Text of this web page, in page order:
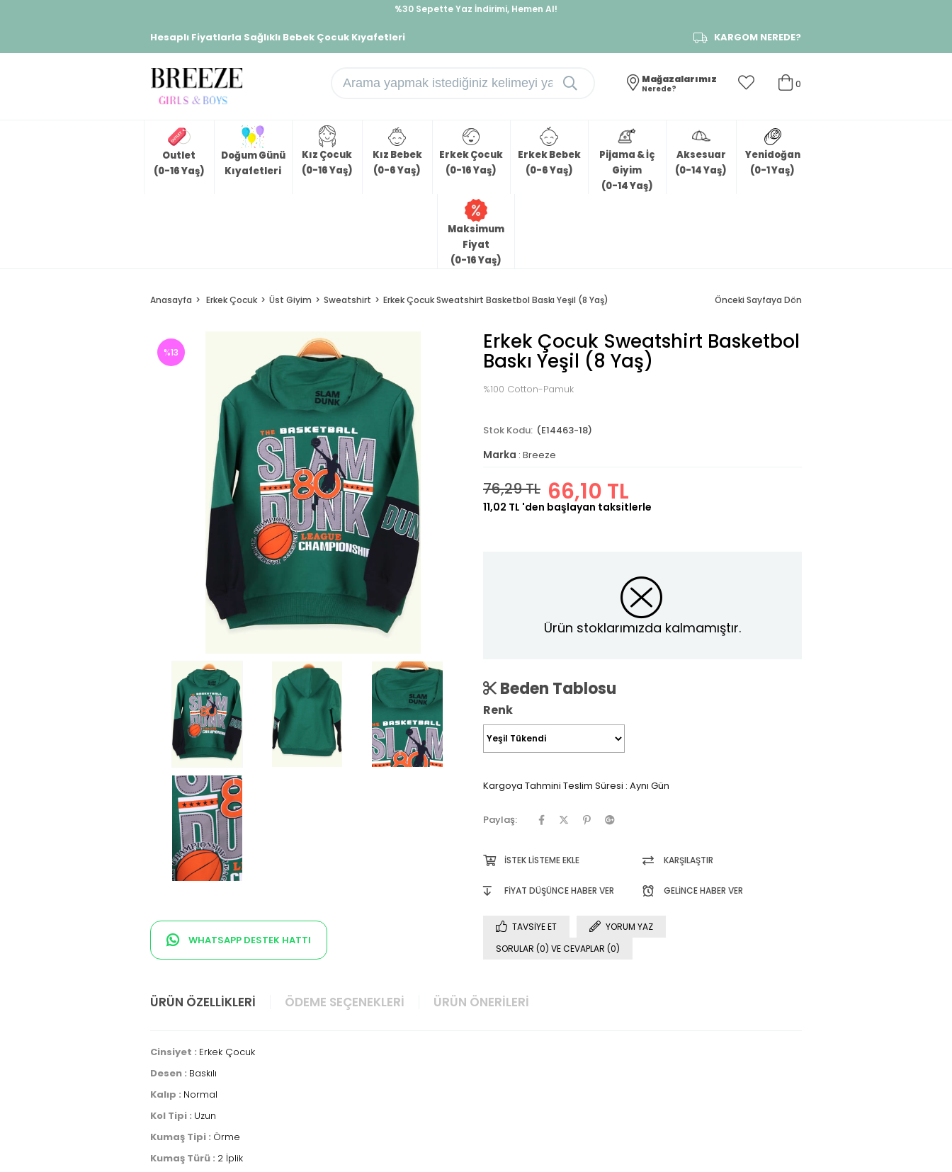
%30 Sepette Yaz İndirimi, Hemen Al!
Hesaplı Fiyatlarla Sağlıklı Bebek Çocuk Kıyafetleri KARGOM NEREDE?
0
Mağazalarımız
Nerede?
Outlet
(0-16 Yaş)
Doğum Günü
Kıyafetleri
Kız Çocuk
(0-16 Yaş)
Kız Bebek
(0-6 Yaş)
Erkek Çocuk
(0-16 Yaş)
Erkek Bebek
(0-6 Yaş)
Pijama & İç
Giyim
(0-14 Yaş)
Aksesuar
(0-14 Yaş)
Yenidoğan
(0-1 Yaş)
Maksimum
Fiyat
(0-16 Yaş)
Anasayfa Erkek Çocuk Üst Giyim Sweatshirt Erkek Çocuk Sweatshirt Basketbol Baskı Yeşil (8 Yaş) Önceki Sayfaya Dön
%13
WHATSAPP DESTEK HATTI
Erkek Çocuk Sweatshirt Basketbol
Baskı Yeşil (8 Yaş)
%100 Cotton-Pamuk
(E14463-18)
Marka : Breeze
76,29 TL 66,10 TL
11,02 TL 'den başlayan taksitlerle
Ürün stoklarımızda kalmamıştır.
Beden Tablosu
Renk
Kargoya Tahmini Teslim Süresi : Aynı Gün
Paylaş:
İSTEK LISTEME EKLE KARŞILAŞTIR
FIYAT DÜŞÜNCE HABER VER GELINCE HABER VER
TAVSIYE ET
YORUM YAZ
SORULAR (0) VE CEVAPLAR (0)
ÜRÜN ÖZELLIKLERI ÖDEME SEÇENEKLERI ÜRÜN ÖNERILERI
Cinsiyet : Erkek Çocuk
Desen : Baskılı
Kalıp : Normal
Kol Tipi : Uzun
Kumaş Tipi : Örme
Kumaş Türü : 2 İplik